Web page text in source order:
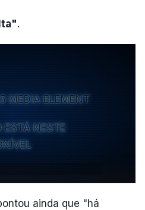
.
MEDIA ELEMENT
ESTÁ NESTE
ainda que "há